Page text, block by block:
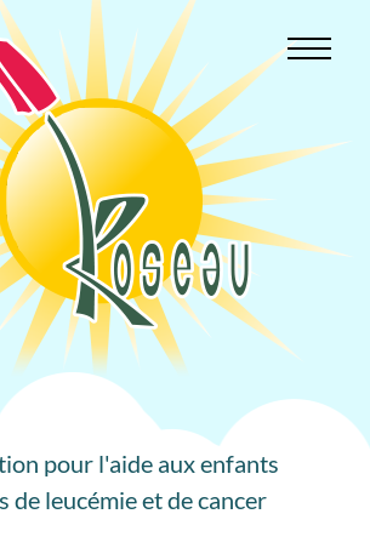
pour l'aide aux enfants
de leucémie et de cancer